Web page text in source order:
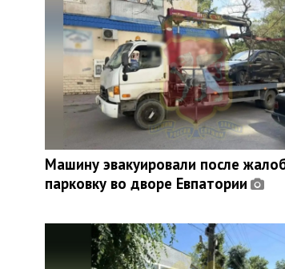
Машину эвакуировали после
парковку во дворе Евпатории